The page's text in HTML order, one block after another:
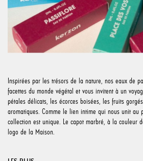
Inspirées par les trésors de la nature, nos eaux de
facettes du monde végétal et vous invitent à un
pétales délicats, les écorces boisées, les fruits
aromatiques. Comme le lien intime qui nous unit au
collection est unique. Le capot marbré, à la couleur
logo de la Maison.